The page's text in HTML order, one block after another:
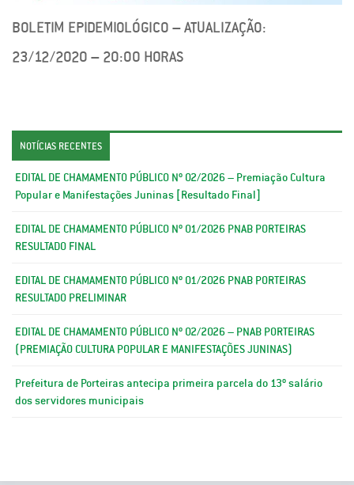
BOLETIM EPIDEMIOLÓGICO – ATUALIZAÇÃO:
23/12/2020 – 20:00 HORAS
NOTÍCIAS RECENTES
EDITAL DE CHAMAMENTO PÚBLICO Nº 02/2026 – Premiação Cultura
Popular e Manifestações Juninas [Resultado Final]
EDITAL DE CHAMAMENTO PÚBLICO Nº 01/2026 PNAB PORTEIRAS
RESULTADO FINAL
EDITAL DE CHAMAMENTO PÚBLICO Nº 01/2026 PNAB PORTEIRAS
RESULTADO PRELIMINAR
EDITAL DE CHAMAMENTO PÚBLICO Nº 02/2026 – PNAB PORTEIRAS
(PREMIAÇÃO CULTURA POPULAR E MANIFESTAÇÕES JUNINAS)
Prefeitura de Porteiras antecipa primeira parcela do 13º salário
dos servidores municipais